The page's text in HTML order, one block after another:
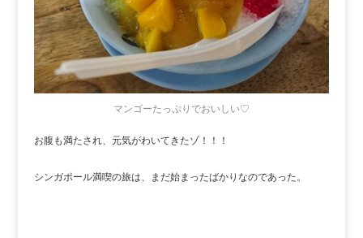
マンゴーたっぷりでおいしい♡
お腹も満たされ、元気がわいてきたゾ！！！
シンガポール満喫の旅は、まだ始まったばかりなのであった。